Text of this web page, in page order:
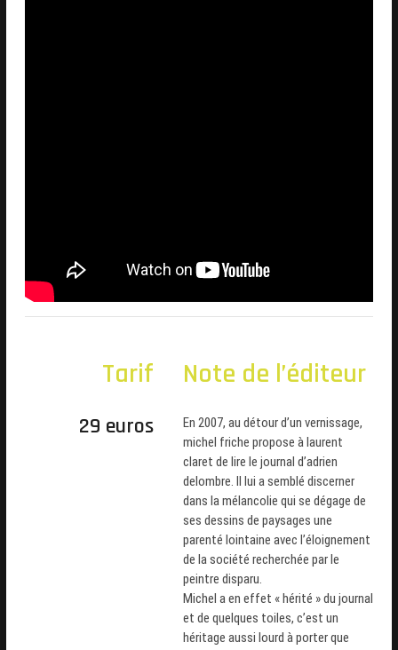
Tarif Note de l’éditeur
29 euros
En 2007, au détour d’un vernissage,
michel friche propose à laurent
claret de lire le journal d’adrien
delombre. Il lui a semblé discerner
dans la mélancolie qui se dégage de
ses dessins de paysages une
parenté lointaine avec l’éloignement
de la société recherchée par le
peintre disparu.
Michel a en effet « hérité »du journal
et de quelques toiles, c’est un
héritage aussi lourd à porter que